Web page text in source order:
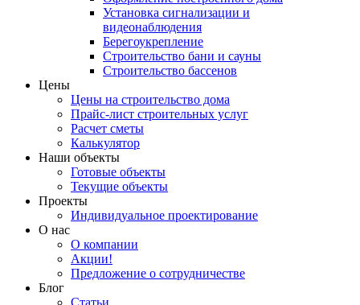
Установка сигнализации и
видеонаблюдения
Берегоукрепление
Строительство бани и сауны
Строительство бассенов
Цены
Цены на строительство дома
Прайс-лист строительных услуг
Расчет сметы
Калькулятор
Наши объекты
Готовые объекты
Текущие объекты
Проекты
Индивидуальное проектирование
О нас
О компании
Акции!
Предложение о сотрудничестве
Блог
Статьи